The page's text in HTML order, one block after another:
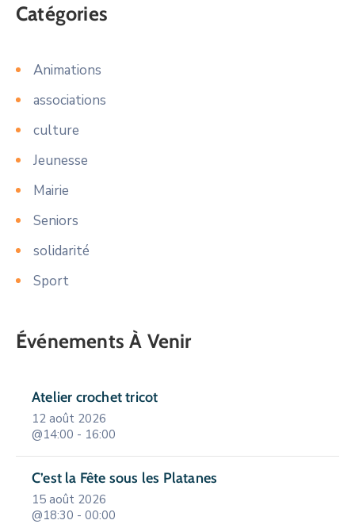
Catégories
Animations
associations
culture
Jeunesse
Mairie
Seniors
solidarité
Sport
Événements À Venir
Atelier crochet tricot
12 août 2026
@14:00 - 16:00
C’est la Fête sous les Platanes
15 août 2026
@18:30 - 00:00